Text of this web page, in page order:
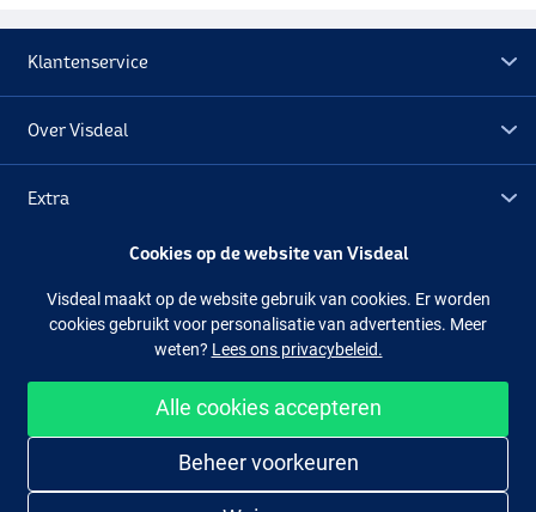
Klantenservice
Over Visdeal
Extra
Facebook Instagram
Makkelijk en veilig shoppen
Cookies op de website van Visdeal
Visdeal maakt op de website gebruik van cookies. Er worden
cookies gebruikt voor personalisatie van advertenties. Meer
weten? Lees ons privacybeleid.
Alle cookies accepteren
Beheer voorkeuren